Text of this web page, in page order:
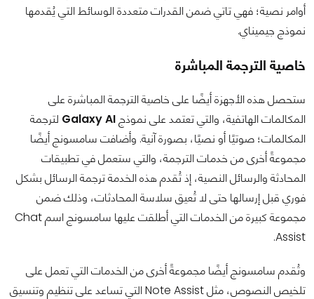
أوامر نصية؛ فهي تاتي ضمن القدرات متعددة الوسائط التي يُقدمها
نموذج جيميناي.
خاصية الترجمة المباشرة
ستحصل هذه الأجهزة أيضًا على خاصية الترجمة المباشرة على
المكالمات الهاتفية، والتي تعتمد على نموذجGalaxy AI لترجمة
المكالمات؛ صوتيًا أو نصيًا، بصورة آنية. وأضافت سامسونج أيضًا
مجموعةً أخرى من خدمات الترجمة، والتي ستعمل في تطبيقات
المحادثة والرسائل النصية، إذ تُقدم هذه الخدمة ترجمة الرسائل بشكل
فوري قبل إرسالها حتى لا تُعيق سلاسة المحادثات، وذلك ضمن
مجموعة كبيرة من الخدمات التي أطلقت عليها سامسونج اسم Chat
Assist.
وتُقدم سامسونج أيضًا مجموعةً أخرى من الخدمات التي تعمل على
تلخيص النصوص، مثل Note Assist التي تساعد على تنظيم وتنسيق